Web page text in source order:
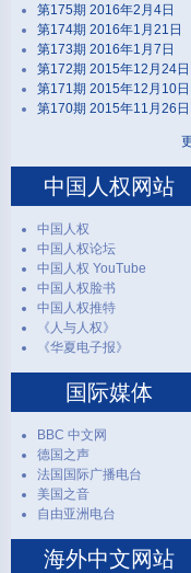
第175期 2016年2月4日
第174期 2016年1月21日
第173期 2016年1月7日
第172期 2015年12月24日
第171期 2015年12月10日
第170期 2015年11月26日
中国人权网站
中国人权
中国人权论坛
中国人权 YouTube
中国人权脸书
中国人权推特
《人与人权》
《华夏电子报》
国际媒体
BBC 中文网
德国之声
法国国际广播电台
美国之音
自由亚洲电台
海外中文网站